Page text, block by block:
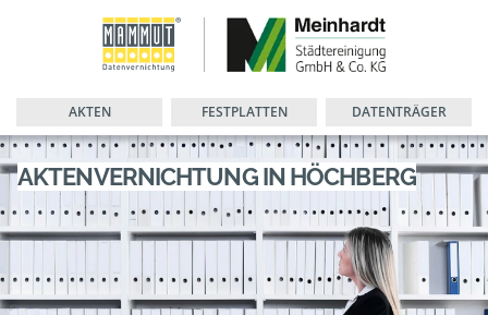
AKTEN FESTPLATTEN DATENTRÄGER
AKTENVERNICHTUNG IN HÖCHBERG